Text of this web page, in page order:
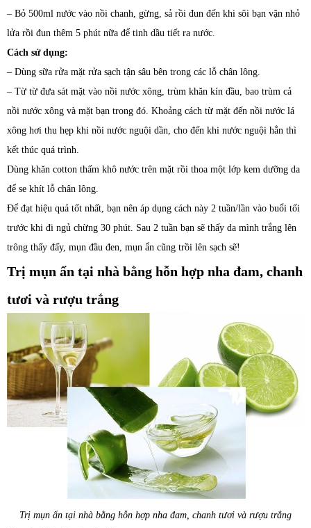
– Bỏ 500ml nước vào nồi chanh, gừng, sả rồi đun đến khi sôi bạn vặn nhỏ
lửa rồi đun thêm 5 phút nữa để tinh dầu tiết ra nước.
Cách sử dụng:
– Dùng sữa rửa mặt rửa sạch tận sâu bên trong các lỗ chân lông.
– Từ từ đưa sát mặt vào nồi nước xông, trùm khăn kín đầu, bao trùm cả
nồi nước xông và mặt bạn trong đó. Khoảng cách từ mặt đến nồi nước lá
xông hơi thu hẹp khi nồi nước nguội dần, cho đến khi nước nguội hẳn thì
kết thúc quá trình.
Dùng khăn cotton thấm khô nước trên mặt rồi thoa một lớp kem dưỡng da
để se khít lỗ chân lông.
Để đạt hiệu quả tốt nhất, bạn nên áp dụng cách này 2 tuần/lần vào buổi tối
trước khi đi ngủ chừng 30 phút. Sau 2 tuần bạn sẽ thấy da mình trắng lên
trông thấy đấy, mụn đầu đen, mụn ẩn cũng trồi lên sạch sẽ!
Trị mụn ẩn tại nhà bằng hỗn hợp nha đam, chanh
tươi và rượu trắng
Trị mụn ẩn tại nhà bằng hỗn hợp nha đam, chanh tươi và rượu trắng